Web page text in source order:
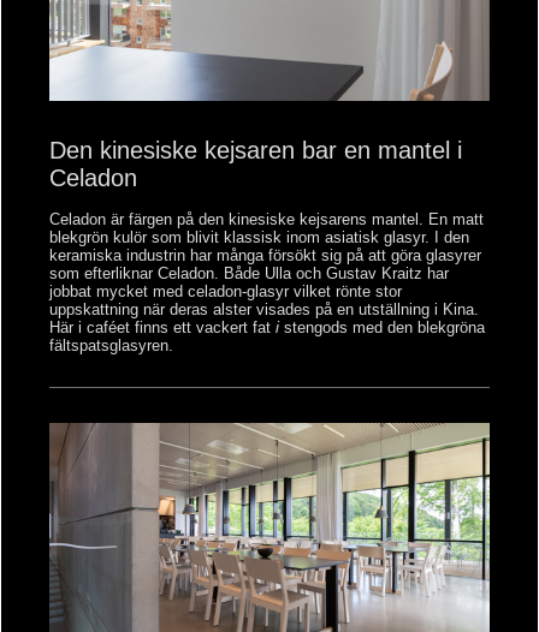
Den kinesiske kejsaren bar en mantel i
Celadon
Celadon är färgen på den kinesiske kejsarens mantel. En matt
blekgrön kulör som blivit klassisk inom asiatisk glasyr. I den
keramiska industrin har många försökt sig på att göra glasyrer
som efterliknar Celadon. Både Ulla och Gustav Kraitz har
jobbat mycket med celadon-glasyr vilket rönte stor
uppskattning när deras alster visades på en utställning i Kina.
Här i caféet finns ett vackert fat i stengods med den blekgröna
fältspatsglasyren.